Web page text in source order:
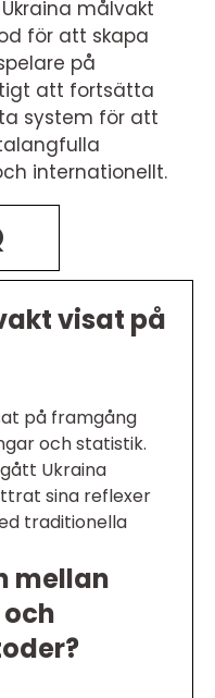
målvakt
för att skapa
på
att fortsätta
system för att
internationellt.
visat på
på framgång
och statistik.
Ukraina
sina reflexer
traditionella
mellan